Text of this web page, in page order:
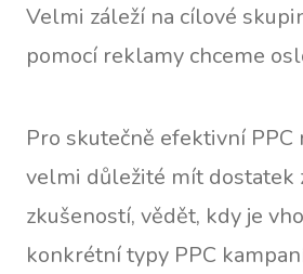
Velmi záleží na cílové
pomocí reklamy chceme
Pro skutečně efektivní PPC
velmi důležité mít dostatek
zkušeností, vědět, kdy je
konkrétní typy PPC